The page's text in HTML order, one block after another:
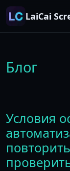
LaiCai
Блог
Условия